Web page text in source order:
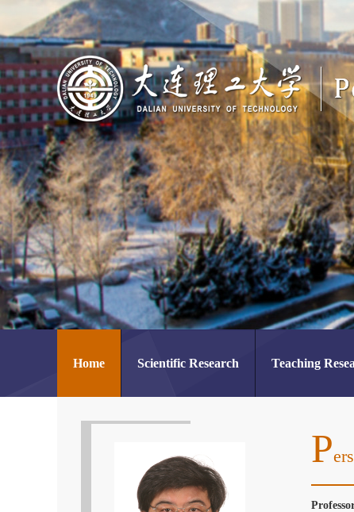
Home Scientific Research Teaching
P